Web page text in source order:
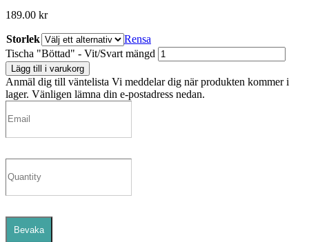
189.00 kr
Storlek
Rensa
Tischa "Böttad" - Vit/Svart mängd
Lägg till i varukorg
Anmäl dig till väntelista Vi meddelar dig när produkten kommer i
lager. Vänligen lämna din e-postadress nedan.
Bevaka